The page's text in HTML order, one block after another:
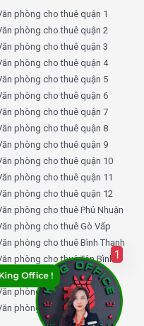
không gian lý tưởng
vấn đề quản lý phức
đảm bảo bạn nhận
5 phút. Sự nhanh
tiết kiệm thời gian và
Nhận được thông tin
doanh nghiệp của
đổi trên thị trường và
với mức giá tốt nhất.
cam kết 100% về độ
thể yên tâm rằng không
muốn sau khi ký kết
phòng miễn phí:
đưa rước khách hàng
miễn phí, giúp bạn có
gian làm việc trước
phòng cho thuê quận 1
phòng cho thuê quận 2
phòng cho thuê quận 3
phòng cho thuê quận 4
phòng cho thuê quận 5
phòng cho thuê quận 6
phòng cho thuê quận 7
phòng cho thuê quận 8
phòng cho thuê quận 9
phòng cho thuê quận 10
phòng cho thuê quận 11
phòng cho thuê quận 12
phòng cho thuê Phú Nhuận
phòng cho thuê Gò Vấp
phòng cho thuê Bình Thạnh
phòng cho thuê Tân Bình
phòng cho thuê Tân Phú
phòng cho thuê Thủ Đức
phòng cho thuê Bình Tân
1